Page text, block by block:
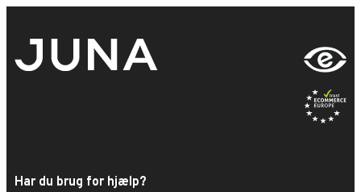
Har du brug for hjælp?